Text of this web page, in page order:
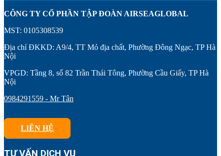
CÔNG TY CỔ PHẦN TẬP ĐOÀN AIRSEAGLOBAL
MST: 0105308539
Địa chỉ ĐKKD: A9/4, TT Mỏ địa chất, Phường Đông Ngạc, TP Hà
Nội
VPGD: Tầng 8, số 82 Trần Thái Tông, Phường Cầu Giấy, TP Hà
Nội
0984291559 - Mr Tân
LIÊN HỆ
TƯ VẤN DỊCH VỤ